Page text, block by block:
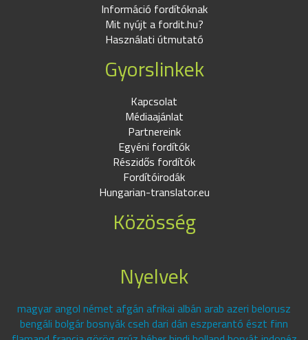
Információ fordítóknak
Mit nyújt a fordit.hu?
Használati útmutató
Gyorslinkek
Kapcsolat
Médiaajánlat
Partnereink
Egyéni fordítók
Részidős fordítók
Fordítóirodák
Hungarian-translator.eu
Közösség
Nyelvek
magyar angol német afgán afrikai albán arab azeri belorusz
bengáli bolgár bosnyák cseh dari dán eszperantó észt finn